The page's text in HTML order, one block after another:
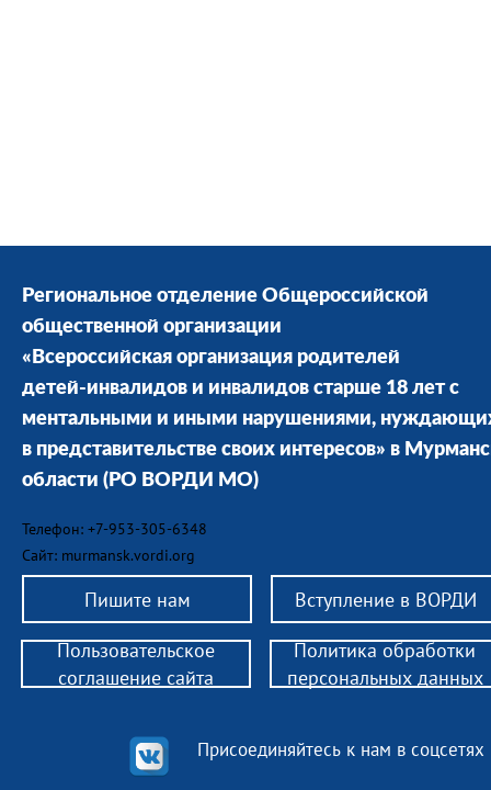
Региональное отделение Общероссийской
общественной организации
«Всероссийская организация родителей
детей-инвалидов и инвалидов старше 18 лет с
ментальными и иными нарушениями,
в представительстве своих интересов» в
области (РО ВОРДИ МО)
Телефон: +7-953-305-6348
Сайт: murmansk.vordi.org
Пишите нам Вступление в ВОРДИ
Присоединяйтесь к нам в соцсетях
Пользовательское
соглашение сайта
Политика обработки
персональных данных